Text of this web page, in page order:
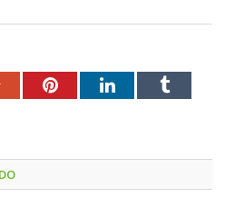
Google+PinterestLinkedInTumblr